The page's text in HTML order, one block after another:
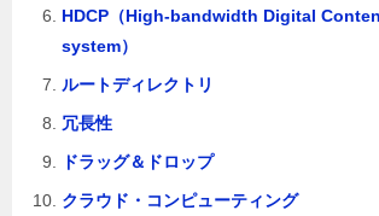
HDCP（High-bandwidth Digital
system）
ルートディレクトリ
冗長性
ドラッグ＆ドロップ
クラウド・コンピューティング